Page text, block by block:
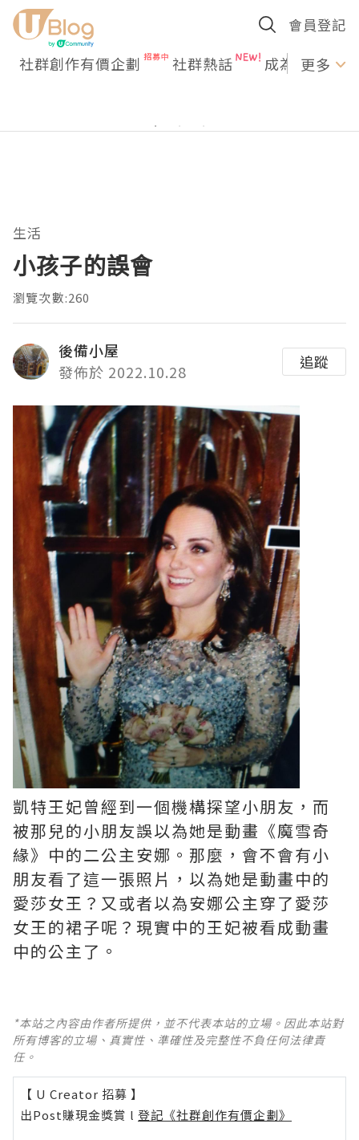
會員登記
社群創作有價企劃 社群熱話 成為U更多
生活
小孩子的誤會
瀏覽次數:260
後備小屋
發佈於 2022.10.28
追蹤
凱特王妃曾經到一個機構探望小朋友，而
被那兒的小朋友誤以為她是動畫《魔雪奇
緣》中的二公主安娜。那麼，會不會有小
朋友看了這一張照片，以為她是動畫中的
愛莎女王？又或者以為安娜公主穿了愛莎
女王的裙子呢？現實中的王妃被看成動畫
中的公主了。
*本站之內容由作者所提供，並不代表本站的立場。因此本站對
所有博客的立場、真實性、準確性及完整性不負任何法律責
任。
【 U Creator 招募 】
出Post賺現金獎賞 l 登記《社群創作有價企劃》